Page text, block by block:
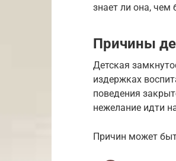
знает ли она, чем
Причины
Детская
издержках
поведения
нежелание идти
Причин может